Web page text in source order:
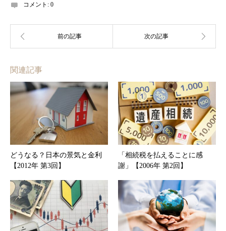
コメント: 0
関連記事
どうなる？日本の景気と金利
【2012年 第3回】
「相続税を払えることに感
謝」【2006年 第2回】